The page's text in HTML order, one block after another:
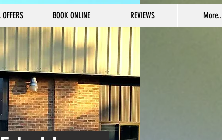
BOOK ONLINE REVIEWS